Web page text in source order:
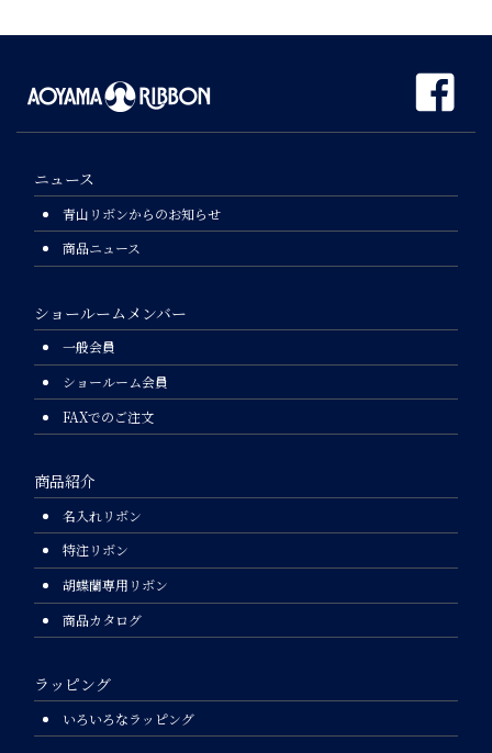
ニュース
青山リボンからのお知らせ
商品ニュース
ショールームメンバー
一般会員
ショールーム会員
FAXでのご注文
商品紹介
名入れリボン
特注リボン
胡蝶蘭専用リボン
商品カタログ
ラッピング
いろいろなラッピング